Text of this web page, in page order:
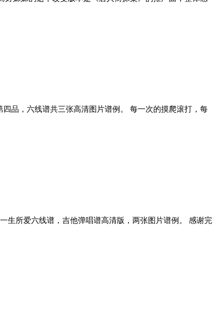
品，六线谱共三张高清图片谱例。 每一次的摸爬滚打，每
生所爱六线谱，吉他弹唱谱高清版，两张图片谱例。 感谢完